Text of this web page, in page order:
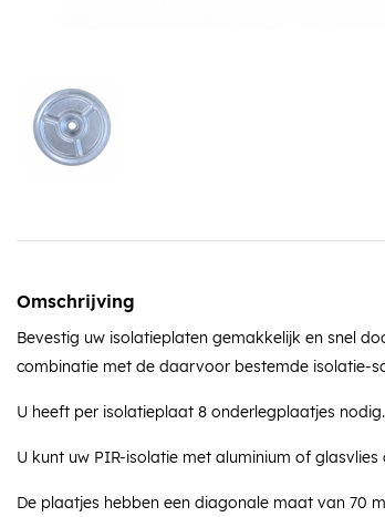
Omschrijving
Bevestig uw isolatieplaten gemakkelijk en snel
combinatie met de daarvoor bestemde isolatie-
U heeft per isolatieplaat 8 onderlegplaatjes nodig.
U kunt uw PIR-isolatie met aluminium of
De plaatjes hebben een diagonale maat van 70